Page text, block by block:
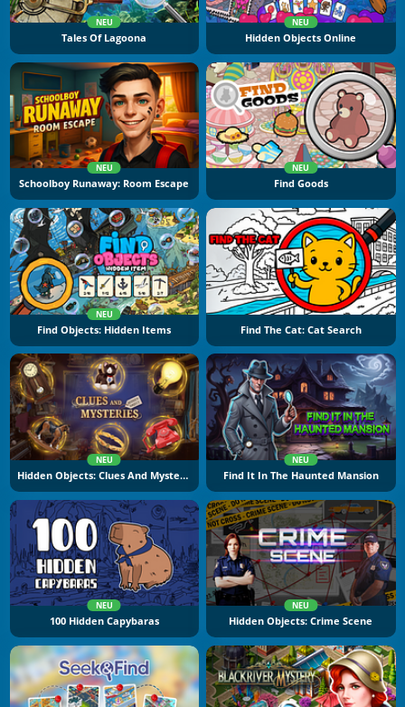
NEU
Tales Of Lagoona
NEU
Hidden Objects Online
NEU
Schoolboy Runaway: Room Escape
NEU
Find Goods
NEU
Find Objects: Hidden Items Find The Cat: Cat Search
NEU
Hidden Objects: Clues And Mysteries
NEU
Find It In The Haunted Mansion
NEU
100 Hidden Capybaras
NEU
Hidden Objects: Crime Scene